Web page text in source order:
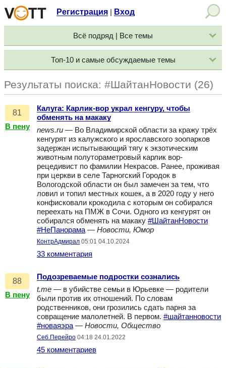
Регистрация Вход
Всё подряд | Все темы
Топ-10 и самые обсуждаемые темы
Результаты поиска: #ШайтанНовости (26)
81
В пену
Калуга: Карлик-вор украл кенгуру, чтобы
обменять на макаку
news.ru — Во Владимирской области за кражу трёх
кенгурят из калужского и ярославского зоопарков
задержан испытывающий тягу к экзотическим
животным полутораметровый карлик вор-
рецедивист по фамилии Некрасов. Ранее, проживая
при церкви в селе Тарногский Городок в
Вологодской области он был замечен за тем, что
ловил и топил местных кошек, а в 2020 году у него
конфисковали крокодила с которым он собирался
переехать на ПМЖ в Сочи. Одного из кенгурят он
собирался обменять на макаку #ШайтанНовости
#НеПанорама — Новости, Юмор
КонтрАдмирал 05:01 04.10.2024
33 комментария
88
В пену
Подозреваемые подростки сознались
t.me — в убийстве семьи в Юрьевке — родители
были против их отношений. По словам
родственников, они грозились сдать парня за
совращение малолетней. В первом. #шайтанновости
#новаяэра — Новости, Общество
Сeб.Перейро 04:18 24.01.2022
45 комментариев